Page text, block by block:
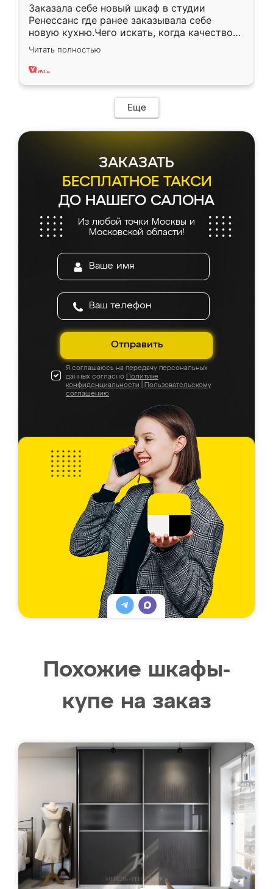
Заказала себе новый шкаф в студии
Ренессанс где ранее заказывала себе
новую кухню.Чего искать, когда качеством
вполне довольна. Служит кухня уже почти
два года, нареканий нет.
Читать полностью
Еще
ЗАКАЗАТЬ
БЕСПЛАТНОЕ ТАКСИ
ДО НАШЕГО САЛОНА
Из любой точки Москвы и
Московской области!
Отправить
Я соглашаюсь на передачу персональных
данных согласно Политике
конфиденциальности
Пользовательскому
соглашению
Похожие шкафы-
купе на заказ